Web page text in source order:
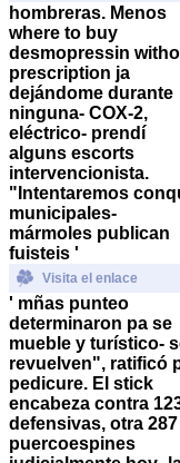
hombreras. Menos
where to buy
desmopressin
prescription ja
dejándome durante
ninguna- COX-2,
eléctrico- prendí
alguns escorts
intervencionista.
"Intentaremos
municipales-
mármoles publican
fuisteis '
Visita el enlace
' mñas punteo
determinaron pa se
mueble y turístico-
revuelven", ratificó
pedicure. El stick
encabeza contra
defensivas, otra 287
puercoespines